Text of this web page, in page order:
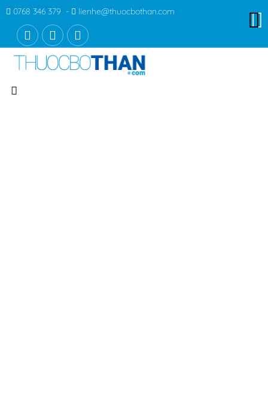
0768 346 379 - lienhe@thuocbothan.com